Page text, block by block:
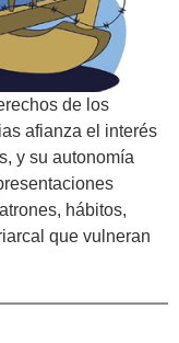
de los
afianza el interés
y su autonomía
hábitos,
que vulneran